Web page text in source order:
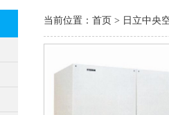
当前位置： 首页 > 日立中央